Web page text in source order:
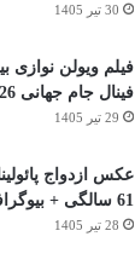
30 تیر 1405
فیلم ویولن
فینال جام جهانی 2026
29 تیر 1405
عکس ازدواج
61 سالگی + بیوگرافی
28 تیر 1405